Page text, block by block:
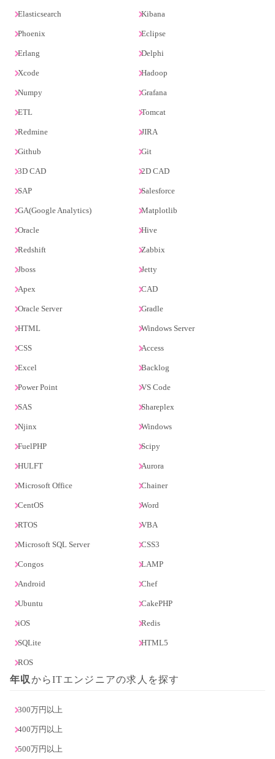
Elasticsearch Kibana
Phoenix Eclipse
Erlang Delphi
Xcode Hadoop
Numpy Grafana
ETL Tomcat
Redmine JIRA
Github Git
3D CAD 2D CAD
SAP Salesforce
GA(Google Analytics) Matplotlib
Oracle Hive
Redshift Zabbix
Jboss Jetty
Apex CAD
Oracle Server Gradle
HTML Windows Server
CSS Access
Excel Backlog
Power Point VS Code
SAS Shareplex
Njinx Windows
FuelPHP Scipy
HULFT Aurora
Microsoft Office Chainer
CentOS Word
RTOS VBA
Microsoft SQL Server CSS3
Congos LAMP
Android Chef
Ubuntu CakePHP
iOS Redis
SQLite HTML5
ROS
年収 からITエンジニアの求人を探す
300万円以上
400万円以上
500万円以上